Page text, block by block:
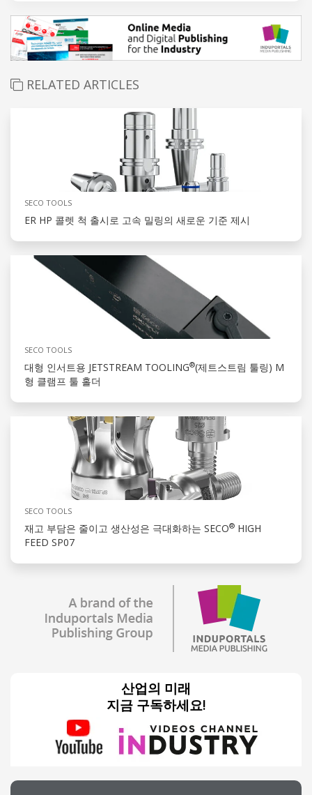
RELATED ARTICLES
SECO TOOLS
ER HP 콜렛 척 출시로 고속 밀링의 새로운 기준 제시
SECO TOOLS
대형 인서트용 JETSTREAM TOOLING®(제트스트림 툴링) M
형 클램프 툴 홀더
SECO TOOLS
재고 부담은 줄이고 생산성은 극대화하는 SECO® HIGH
FEED SP07
산업의 미래
지금 구독하세요!